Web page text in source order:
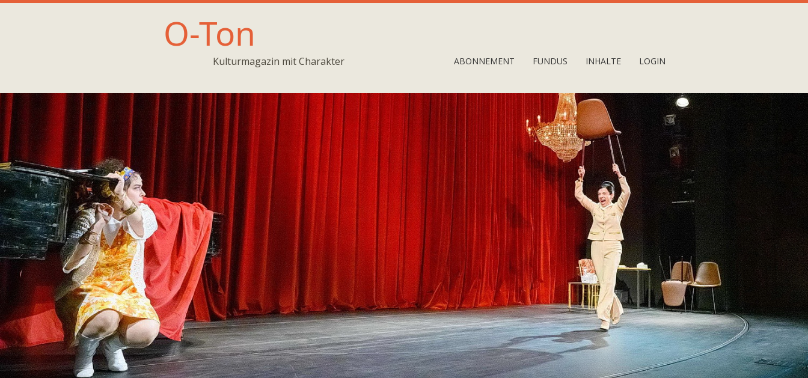
O-Ton
Kulturmagazin mit Charakter ABONNEMENT FUNDUS INHALTE LOGIN